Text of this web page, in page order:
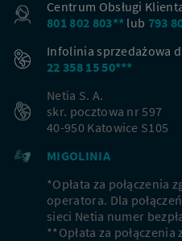
Centrum Obsługi
801 802 803** lub 793
Infolinia sprzedażowa
22 358 15 50***
Netia S. A.
skr. pocztowa nr 597
40-950 Katowice S105
MIGOLINIA
*Opłata za połączenia
operatora. Dla
sieci Netia numer
**Opłata za